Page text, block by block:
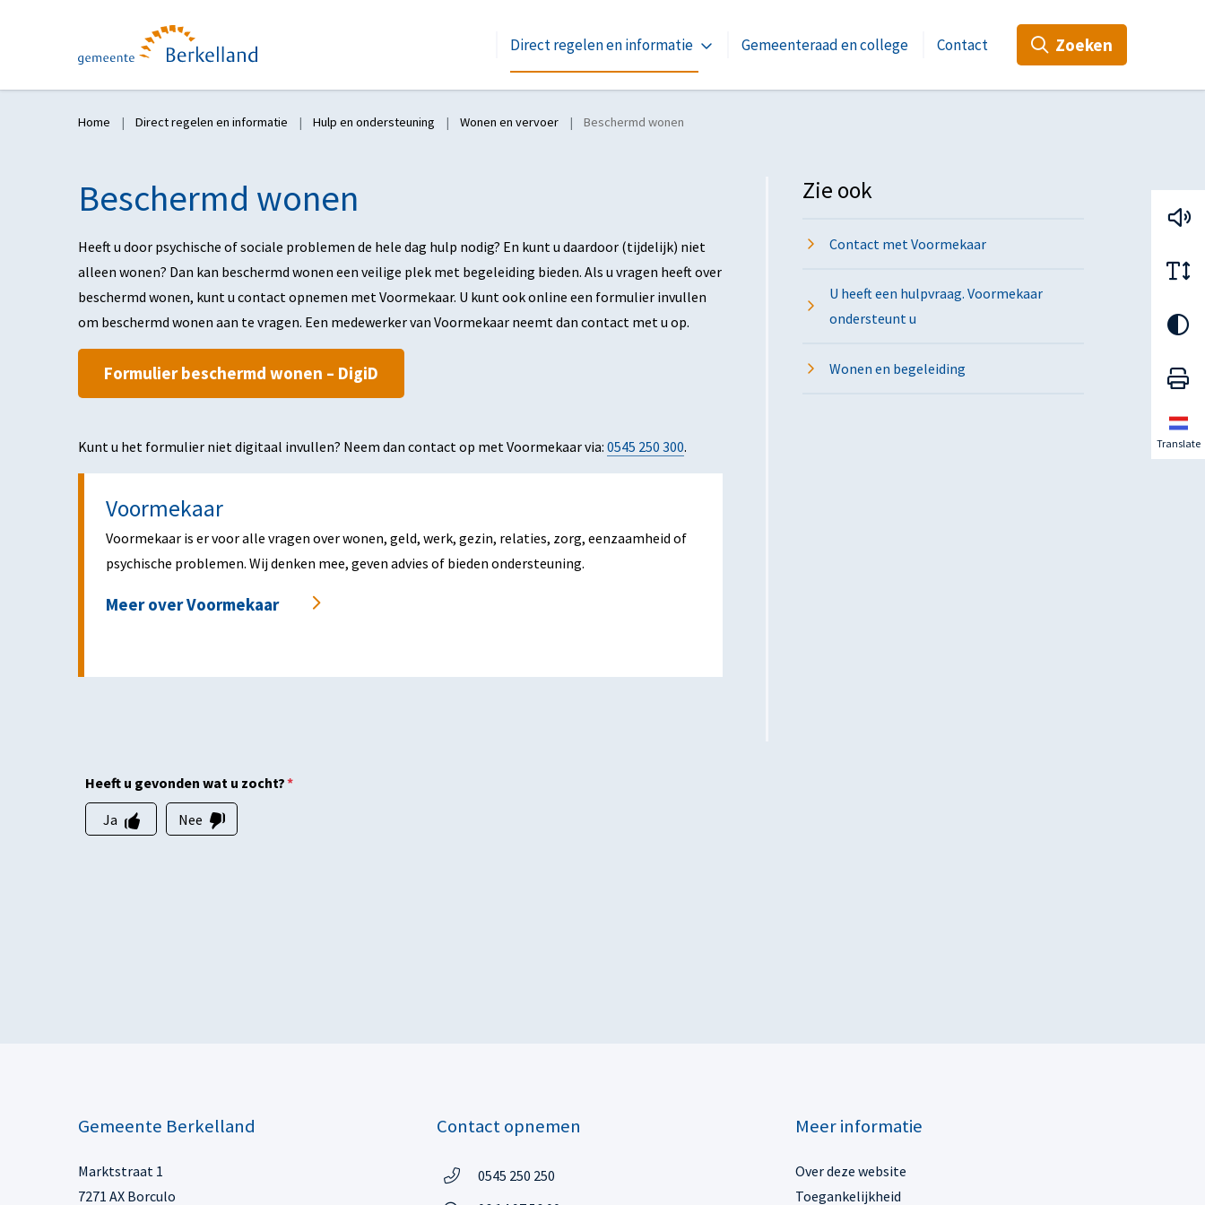
Direct regelen en informatie Gemeenteraad en college Contact Zoeken
Translate
Home Direct regelen en informatie Hulp en ondersteuning Wonen en vervoer Beschermd wonen
Beschermd wonen
Heeft u door psychische of sociale problemen de hele dag hulp nodig? En kunt u daardoor (tijdelijk) niet
alleen wonen? Dan kan beschermd wonen een veilige plek met begeleiding bieden. Als u vragen heeft over
beschermd wonen, kunt u contact opnemen met Voormekaar. U kunt ook online een formulier invullen
om beschermd wonen aan te vragen. Een medewerker van Voormekaar neemt dan contact met u op.
Formulier beschermd wonen – DigiD
Kunt u het formulier niet digitaal invullen? Neem dan contact op met Voormekaar via: 0545 250 300.
Voormekaar
Voormekaar is er voor alle vragen over wonen, geld, werk, gezin, relaties, zorg, eenzaamheid of
psychische problemen. Wij denken mee, geven advies of bieden ondersteuning.
Meer over Voormekaar
Zie ook
Contact met Voormekaar
U heeft een hulpvraag. Voormekaar
ondersteunt u
Wonen en begeleiding
Heeft u gevonden wat u zocht?*
Ja
Nee
Gemeente Berkelland
Marktstraat 1
7271 AX Borculo
Contact opnemen
Telefoon
Telefoon:
0545 250 250
Meer informatie
Over deze website
Toegankelijkheid